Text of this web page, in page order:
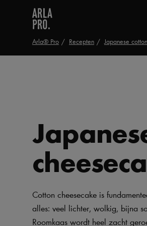
Arla® Pro Recepten Japanese
Cotton cheesecake is
alles: veel lichter, wolkig, bijna
Roomkaas wordt heel zacht